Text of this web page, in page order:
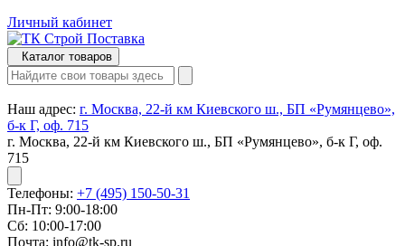
Личный кабинет
Каталог товаров
Наш адрес: г. Москва, 22-й км Киевского ш., БП «Румянцево»,
б-к Г, оф. 715
г. Москва, 22-й км Киевского ш., БП «Румянцево», б-к Г, оф.
715
Телефоны: +7 (495) 150-50-31
Пн-Пт: 9:00-18:00
Сб: 10:00-17:00
Почта: info@tk-sp.ru